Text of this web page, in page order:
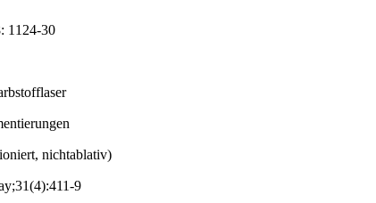
1124-30
nichtablativ)
9